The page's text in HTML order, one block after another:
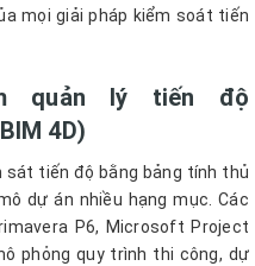
mọi giải pháp kiểm soát tiến
quản lý tiến độ
4D)
sát tiến độ bằng bảng tính thủ
dự án nhiều hạng mục. Các
P6, Microsoft Project
phỏng quy trình thi công, dự